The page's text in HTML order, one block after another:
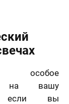
особое
на вашу
если вы